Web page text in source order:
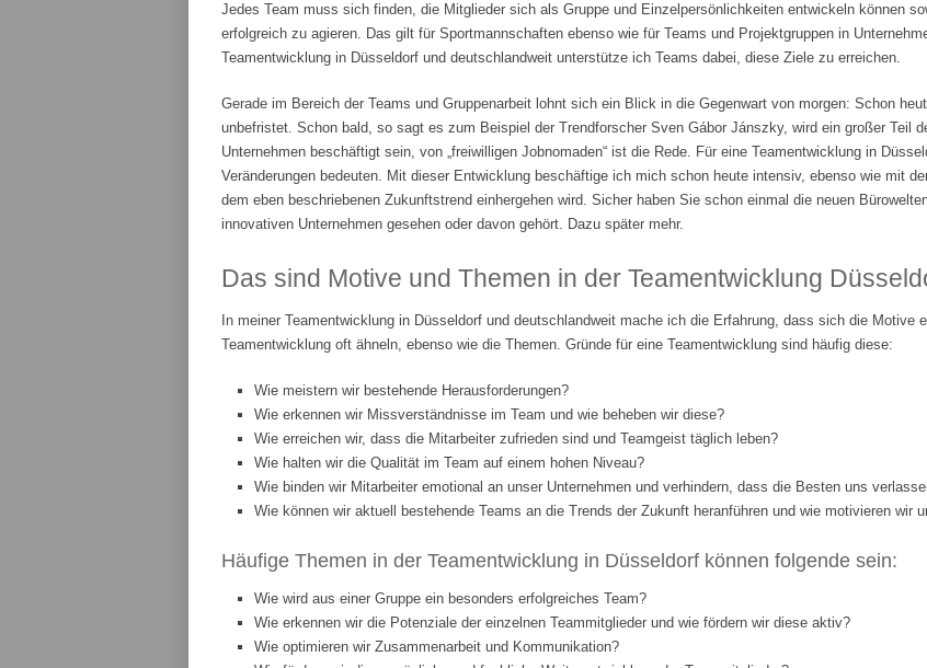
Jedes Team muss sich finden, die Mitglieder sich als Gruppe und Einzelpersönlichkeiten entwickeln können
erfolgreich zu agieren. Das gilt für Sportmannschaften ebenso wie für Teams und Projektgruppen in
Teamentwicklung in Düsseldorf und deutschlandweit unterstütze ich Teams dabei, diese Ziele zu erreichen.
Gerade im Bereich der Teams und Gruppenarbeit lohnt sich ein Blick in die Gegenwart von morgen: Schon
unbefristet. Schon bald, so sagt es zum Beispiel der Trendforscher Sven Gábor Jánszky, wird ein großer Teil
Unternehmen beschäftigt sein, von „freiwilligen Jobnomaden“ ist die Rede. Für eine Teamentwicklung in
Veränderungen bedeuten. Mit dieser Entwicklung beschäftige ich mich schon heute intensiv, ebenso wie mit
dem eben beschriebenen Zukunftstrend einhergehen wird. Sicher haben Sie schon einmal die neuen
innovativen Unternehmen gesehen oder davon gehört. Dazu später mehr.
Das sind Motive und Themen in der Teamentwicklung
In meiner Teamentwicklung in Düsseldorf und deutschlandweit mache ich die Erfahrung, dass sich die Motive
Teamentwicklung oft ähneln, ebenso wie die Themen. Gründe für eine Teamentwicklung sind häufig diese:
Wie meistern wir bestehende Herausforderungen?
Wie erkennen wir Missverständnisse im Team und wie beheben wir diese?
Wie erreichen wir, dass die Mitarbeiter zufrieden sind und Teamgeist täglich leben?
Wie halten wir die Qualität im Team auf einem hohen Niveau?
Wie binden wir Mitarbeiter emotional an unser Unternehmen und verhindern, dass die Besten uns
Wie können wir aktuell bestehende Teams an die Trends der Zukunft heranführen und wie motivieren wir
Häufige Themen in der Teamentwicklung in Düsseldorf können folgende sein:
Wie wird aus einer Gruppe ein besonders erfolgreiches Team?
Wie erkennen wir die Potenziale der einzelnen Teammitglieder und wie fördern wir diese aktiv?
Wie optimieren wir Zusammenarbeit und Kommunikation?